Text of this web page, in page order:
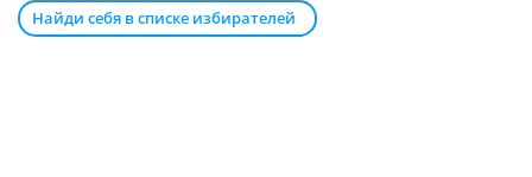
Найди себя в списке избирателей